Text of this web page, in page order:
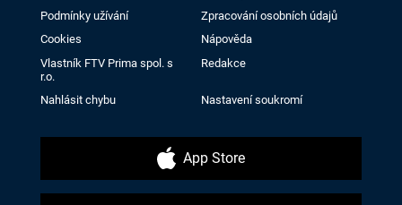
Podmínky užívání
Zpracování osobních údajů
Cookies
Nápověda
Vlastník FTV Prima spol. s
r.o.
Redakce
Nahlásit chybu Nastavení soukromí
App Store